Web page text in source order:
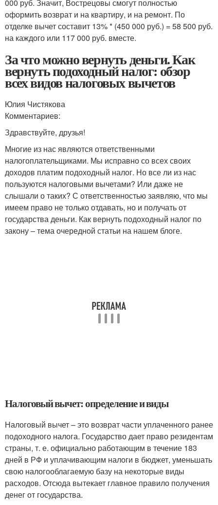
000 руб. Значит, Вострецовы смогут полностью
оформить возврат и на квартиру, и на ремонт. По
отделке вычет составит 13% * (450 000 руб.) = 58 500 руб.
на каждого или 117 000 руб. вместе.
За что можно вернуть деньги. Как
вернуть подоходный налог: обзор
всех видов налоговых вычетов
Юлия Чистякова
Комментариев:
Здравствуйте, друзья!
Многие из нас являются ответственными
налогоплательщиками. Мы исправно со всех своих
доходов платим подоходный налог. Но все ли из нас
пользуются налоговыми вычетами? Или даже не
слышали о таких? С ответственностью заявляю, что мы
имеем право не только отдавать, но и получать от
государства деньги. Как вернуть подоходный налог по
закону – тема очередной статьи на нашем блоге.
Налоговый вычет: определение и виды
Налоговый вычет – это возврат части уплаченного ранее
подоходного налога. Государство дает право резидентам
страны, т. е. официально работающим в течение 183
дней в РФ и уплачивающим налоги в бюджет, уменьшать
свою налогооблагаемую базу на некоторые виды
расходов. Отсюда вытекает главное правило получения
денег от государства.